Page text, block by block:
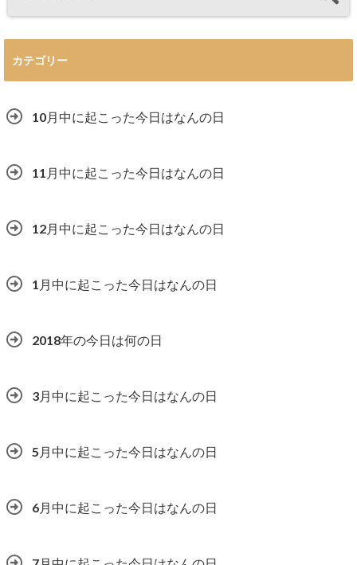
カテゴリー
10月中に起こった今日はなんの日
11月中に起こった今日はなんの日
12月中に起こった今日はなんの日
1月中に起こった今日はなんの日
2018年の今日は何の日
3月中に起こった今日はなんの日
5月中に起こった今日はなんの日
6月中に起こった今日はなんの日